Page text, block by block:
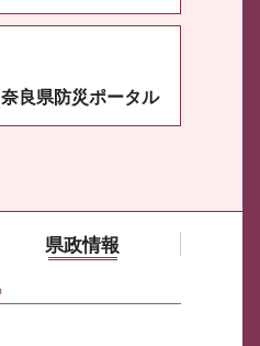
奈良県防災ポータル
県政情報